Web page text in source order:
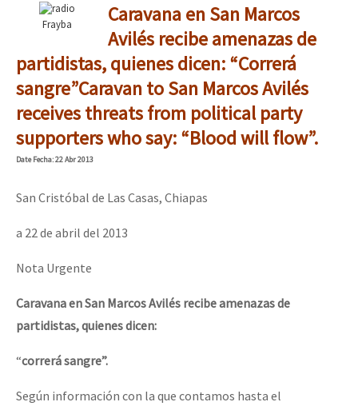
Frayba
Caravana en San Marcos
Avilés recibe amenazas de
partidistas, quienes dicen: “Correrá
sangre”Caravan to San Marcos Avilés
receives threats from political party
supporters who say: “Blood will flow”.
DateFecha: 22 Abr 2013
San Cristóbal de Las Casas, Chiapas
a 22 de abril del 2013
Nota Urgente
Caravana en San Marcos Avilés recibe amenazas de
partidistas, quienes dicen:
“correrá sangre”.
Según información con la que contamos hasta el